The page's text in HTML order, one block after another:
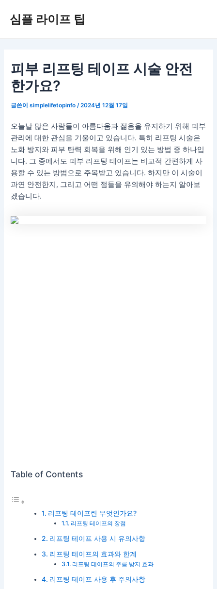
심플 라이프 팁
피부 리프팅 테이프 시술 안전
한가요?
글쓴이simplelifetopinfo /2024년 12월 17일
오늘날 많은 사람들이 아름다움과 젊음을 유지하기 위해 피부
관리에 대한 관심을 기울이고 있습니다. 특히 리프팅 시술은
노화 방지와 피부 탄력 회복을 위해 인기 있는 방법 중 하나입
니다. 그 중에서도 피부 리프팅 테이프는 비교적 간편하게 사
용할 수 있는 방법으로 주목받고 있습니다. 하지만 이 시술이
과연 안전한지, 그리고 어떤 점들을 유의해야 하는지 알아보
겠습니다.
Table of Contents
리프팅 테이프란 무엇인가요?
리프팅 테이프의 장점
리프팅 테이프 사용 시 유의사항
리프팅 테이프의 효과와 한계
리프팅 테이프의 주름 방지 효과
리프팅 테이프 사용 후 주의사항